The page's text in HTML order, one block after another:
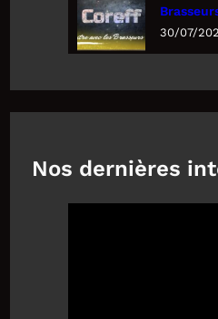
30/07/
Nos dernières